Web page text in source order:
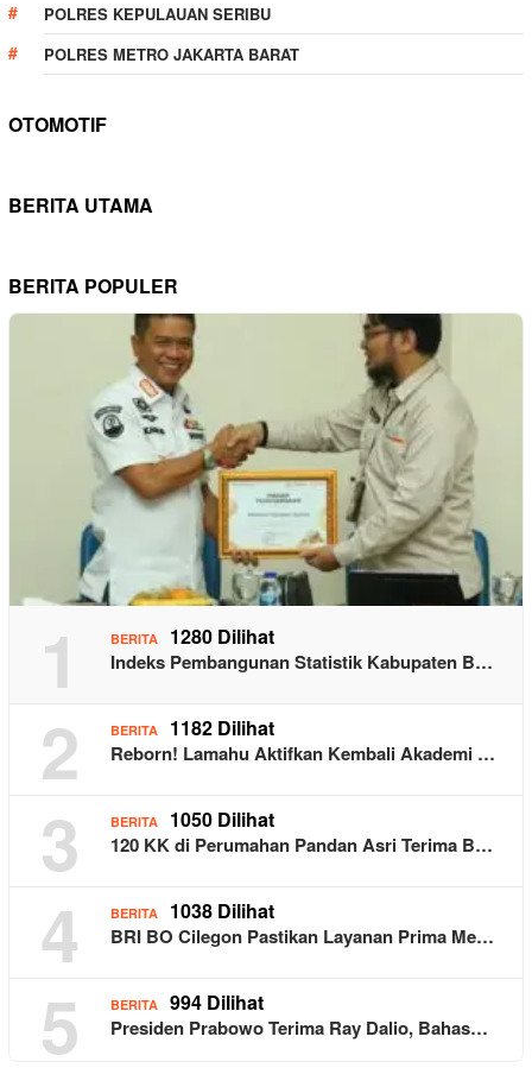
POLRES KEPULAUAN SERIBU
POLRES METRO JAKARTA BARAT
OTOMOTIF
BERITA UTAMA
BERITA POPULER
1 BERITA 1280 Dilihat
Indeks Pembangunan Statistik Kabupaten B…
2 BERITA 1182 Dilihat
Reborn! Lamahu Aktifkan Kembali Akademi …
3 BERITA 1050 Dilihat
120 KK di Perumahan Pandan Asri Terima B…
4 BERITA 1038 Dilihat
BRI BO Cilegon Pastikan Layanan Prima Me…
5 BERITA 994 Dilihat
Presiden Prabowo Terima Ray Dalio, Bahas…